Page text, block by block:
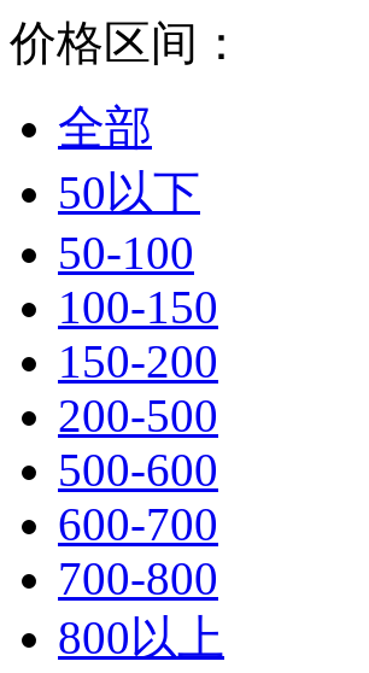
价格区间：
全部
50以下
50-100
100-150
150-200
200-500
500-600
600-700
700-800
800以上